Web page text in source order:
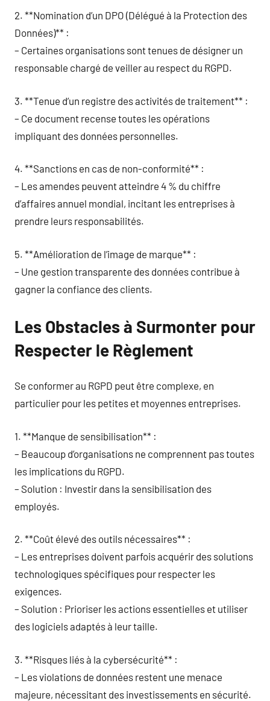
2. **Nomination d’un DPO (Délégué à la Protection des
Données)** :
– Certaines organisations sont tenues de désigner un
responsable chargé de veiller au respect du RGPD.
3. **Tenue d’un registre des activités de traitement** :
– Ce document recense toutes les opérations
impliquant des données personnelles.
4. **Sanctions en cas de non-conformité** :
– Les amendes peuvent atteindre 4 % du chiffre
d’affaires annuel mondial, incitant les entreprises à
prendre leurs responsabilités.
5. **Amélioration de l’image de marque** :
– Une gestion transparente des données contribue à
gagner la confiance des clients.
Les Obstacles à Surmonter pour
Respecter le Règlement
Se conformer au RGPD peut être complexe, en
particulier pour les petites et moyennes entreprises.
1. **Manque de sensibilisation** :
– Beaucoup d’organisations ne comprennent pas toutes
les implications du RGPD.
– Solution : Investir dans la sensibilisation des
employés.
2. **Coût élevé des outils nécessaires** :
– Les entreprises doivent parfois acquérir des solutions
technologiques spécifiques pour respecter les
exigences.
– Solution : Prioriser les actions essentielles et utiliser
des logiciels adaptés à leur taille.
3. **Risques liés à la cybersécurité** :
– Les violations de données restent une menace
majeure, nécessitant des investissements en sécurité.